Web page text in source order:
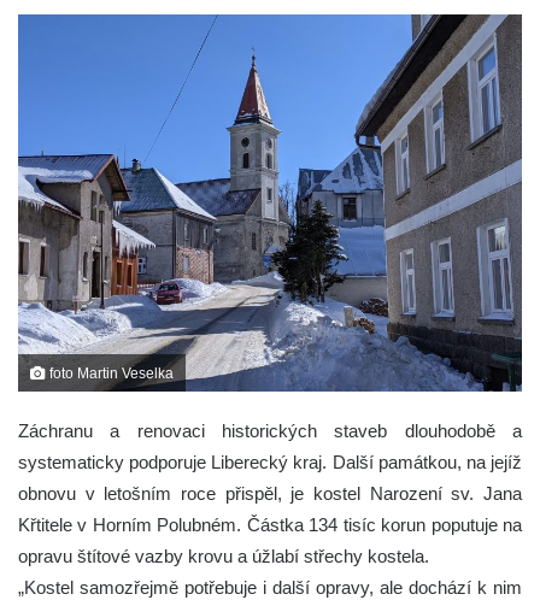
foto Martin Veselka
Záchranu a renovaci historických staveb dlouhodobě a
systematicky podporuje Liberecký kraj. Další památkou, na jejíž
obnovu v letošním roce přispěl, je kostel Narození sv. Jana
Křtitele v Horním Polubném. Částka 134 tisíc korun poputuje na
opravu štítové vazby krovu a úžlabí střechy kostela.
„Kostel samozřejmě potřebuje i další opravy, ale dochází k nim